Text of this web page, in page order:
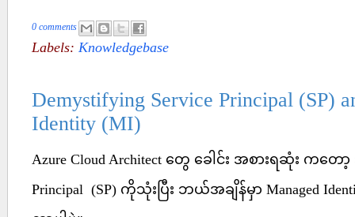
0 comments
Labels: Knowledgebase
Demystifying Service Principal (SP)
Identity (MI)
Azure Cloud Architect တွေ ခေါင်း အစားရဆုံး ကတေ
Principal (SP) ကိုသုံးပြီး ဘယ်အချိန်မှာ Managed